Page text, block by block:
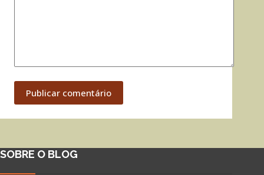
Publicar comentário
SOBRE O BLOG